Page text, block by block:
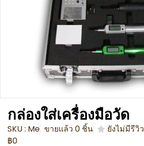
กล่องใส่เครื่องมือวัด
SKU : Me ขายแล้ว 0 ชิ้น
ยังไม่มีรีวิว
฿0